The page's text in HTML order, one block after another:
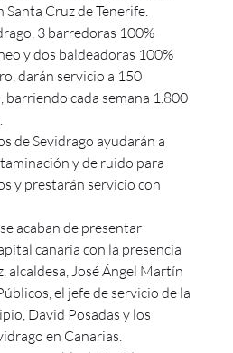
Cruz de Tenerife.
3 barredoras 100%
y dos baldeadoras 100%
darán servicio a 150
cada semana 1.800
de Sevidrago ayudarán a
y de ruido para
y prestarán servicio con
acaban de presentar
canaria con la presencia
alcaldesa, José Ángel Martín
el jefe de servicio de la
David Posadas y los
en Canarias.